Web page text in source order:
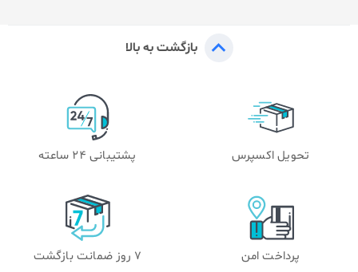
بازگشت به بالا
تحویل اکسپرس پشتیبانی 24 ساعته
پرداخت امن ۷ روز ضمانت بازگشت